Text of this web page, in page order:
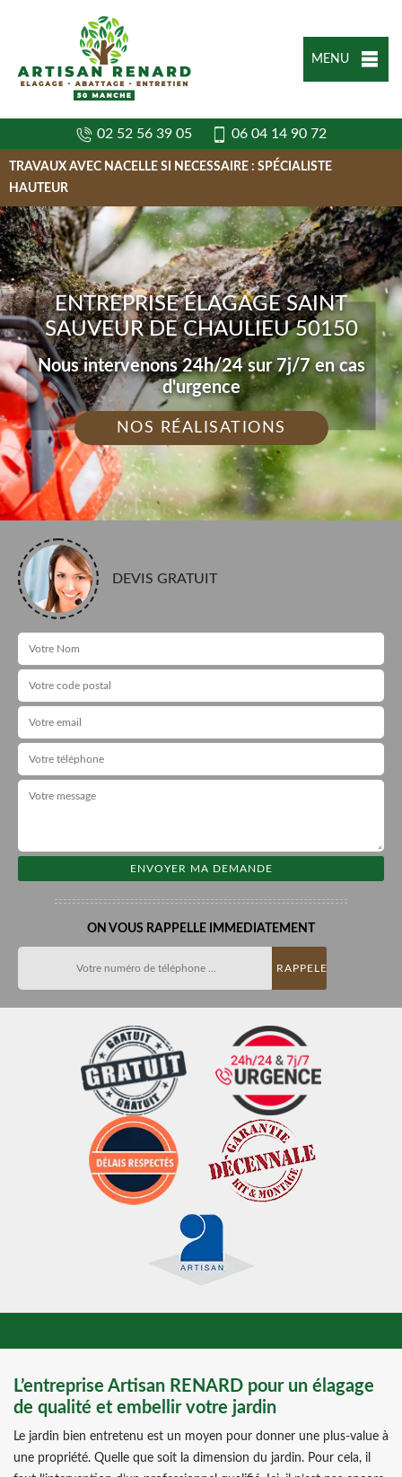
MENU
02 52 56 39 05 06 04 14 90 72
TRAVAUX AVEC NACELLE SI NECESSAIRE : SPÉCIALISTE
HAUTEUR
ENTREPRISE ÉLAGAGE SAINT
SAUVEUR DE CHAULIEU 50150
Nous intervenons 24h/24 sur 7j/7 en cas
d'urgence
NOS RÉALISATIONS
DEVIS GRATUIT
ON VOUS RAPPELLE IMMEDIATEMENT
L’entreprise Artisan RENARD pour un élagage
de qualité et embellir votre jardin
Le jardin bien entretenu est un moyen pour donner une plus-value à
une propriété. Quelle que soit la dimension du jardin. Pour cela, il